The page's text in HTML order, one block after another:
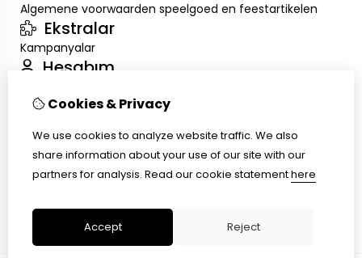
Algemene voorwaarden speelgoed en feestartikelen
Ekstralar
Kampanyalar
Hesabım
Sipariş Geçmişim
Müşteri Servisi
Ürün İadesi
Cookies & Privacy
We use cookies to analyze website traffic. We also
share information about your use of our site with our
partners for analysis. Read our cookie statementhere
Accept Reject